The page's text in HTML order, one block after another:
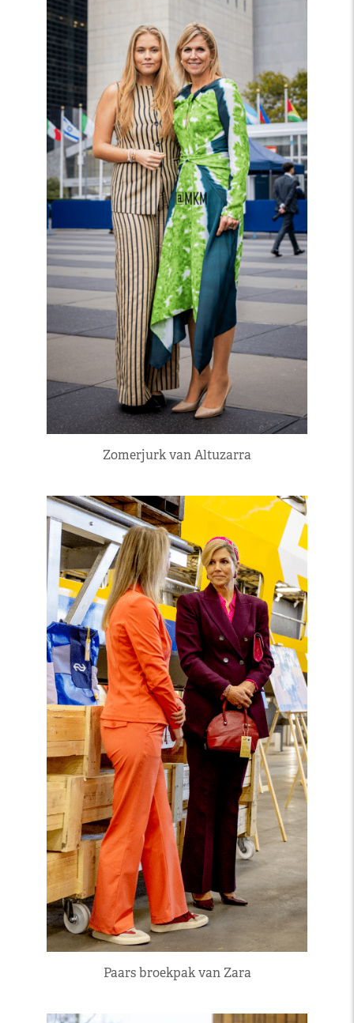
Zomerjurk van Altuzarra
Paars broekpak van Zara